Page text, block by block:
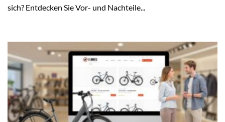
sich? Entdecken Sie Vor- und Nachteile...